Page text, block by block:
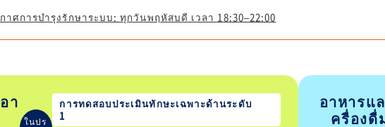
าศการบำรุงรักษาระบบ: ทุกวันพฤหัสบดี เวลา 18:30–22:00
า
ในปร
การทดสอบประเมินทักษะเฉพาะด้านระดับ
1
อาหารแ
ครื่องดื่